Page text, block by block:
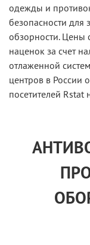
одежды и
безопасности для
обзорности. Цены
наценок за счет
отлаженной
центров в России
посетителей Rstat